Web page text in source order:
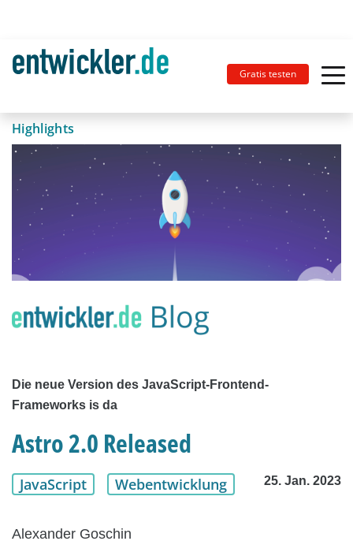
Gratis testen
Highlights
Die neue Version des JavaScript-Frontend-
Frameworks is da
Astro 2.0 Released
JavaScript Webentwicklung 25. Jan. 2023
Alexander Goschin